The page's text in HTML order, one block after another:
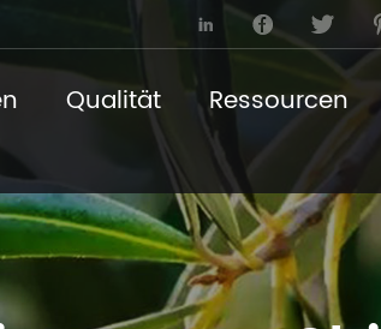
  
Qualität Ressourcen